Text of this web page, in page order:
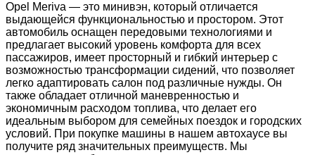
Opel Meriva — это минивэн, который отличается
выдающейся функциональностью и простором. Этот
автомобиль оснащен передовыми технологиями и
предлагает высокий уровень комфорта для всех
пассажиров, имеет просторный и гибкий интерьер с
возможностью трансформации сидений, что позволяет
легко адаптировать салон под различные нужды. Он
также обладает отличной маневренностью и
экономичным расходом топлива, что делает его
идеальным выбором для семейных поездок и городских
условий. При покупке машины в нашем автохаусе вы
получите ряд значительных преимуществ. Мы